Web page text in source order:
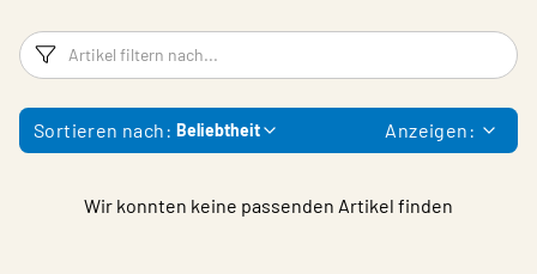
Filter
Sortieren nach: Beliebtheit Anzeigen:
Wir konnten keine passenden Artikel finden